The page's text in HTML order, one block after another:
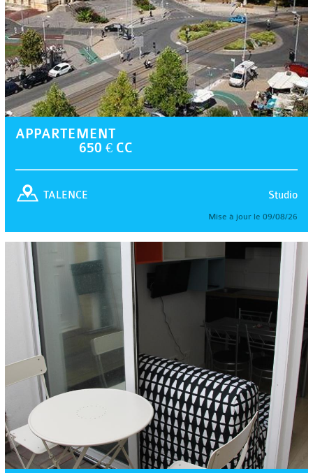
APPARTEMENT
650 € CC
Studio
TALENCE
Mise à jour le 09/08/26